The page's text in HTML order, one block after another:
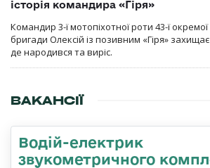
історія командира «Гіря»
Командир 3-ї мотопіхотної роти 43-ї
бригади Олексій із позивним «Гіря»
де народився та виріс.
ВАКАНСІЇ
Водій-електрик
звукометричного